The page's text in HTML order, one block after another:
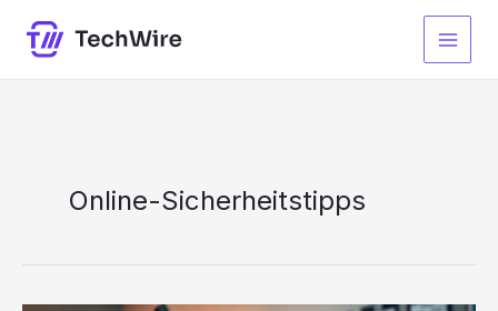
Inhalt
springen
Online-Sicherheitstipps